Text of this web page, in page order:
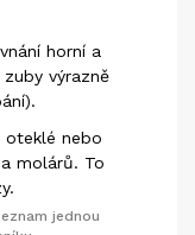
horní a
výrazně
oteklé nebo
molárů. To
jednou